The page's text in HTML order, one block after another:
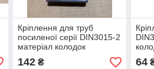
Кріплення для труб
посиленої серії DIN3015-2
матеріал колодок
Поліпропілен
142₴ 64